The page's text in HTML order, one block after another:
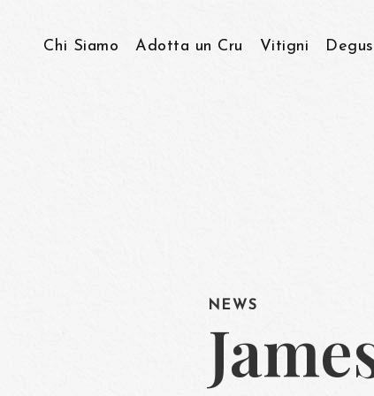
Chi Siamo Adotta un Cru Vitigni
NEWS